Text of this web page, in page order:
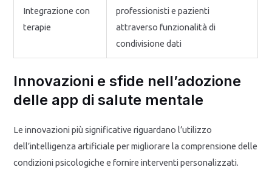
Integrazione con
terapie
professionisti e pazienti
attraverso funzionalità di
condivisione dati
Innovazioni e sfide nell’adozione
delle app di salute mentale
Le innovazioni più significative riguardano l’utilizzo
dell’intelligenza artificiale per migliorare la comprensione delle
condizioni psicologiche e fornire interventi personalizzati.